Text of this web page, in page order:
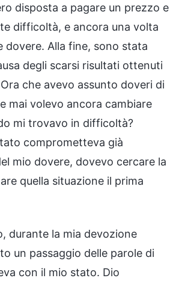
disposta a pagare un prezzo e
difficoltà, e ancora una volta
dovere. Alla fine, sono stata
degli scarsi risultati ottenuti
che avevo assunto doveri di
mai volevo ancora cambiare
mi trovavo in difficoltà?
comprometteva già
mio dovere, dovevo cercare la
quella situazione il prima
durante la mia devozione
un passaggio delle parole di
con il mio stato. Dio